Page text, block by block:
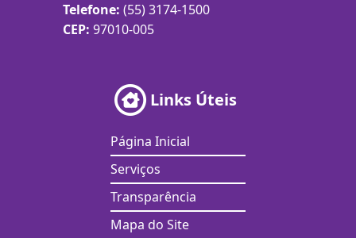
Telefone: (55) 3174-1500
CEP: 97010-005
Links Úteis
Página Inicial
Serviços
Transparência
Mapa do Site